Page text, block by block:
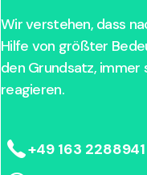
Wir verstehen, dass
Hilfe von größter
den Grundsatz, immer
reagieren.
+49 163 2288941